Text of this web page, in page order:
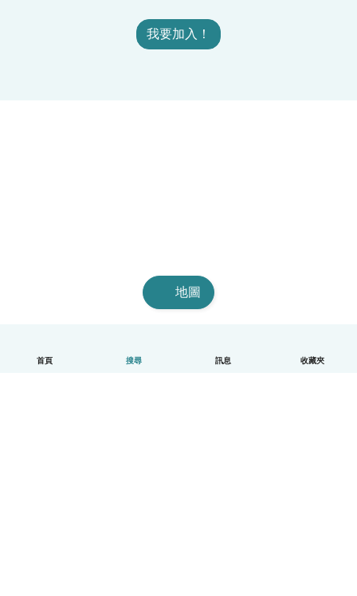
首頁 搜尋 訊息 收藏夾
我要加入！
地圖